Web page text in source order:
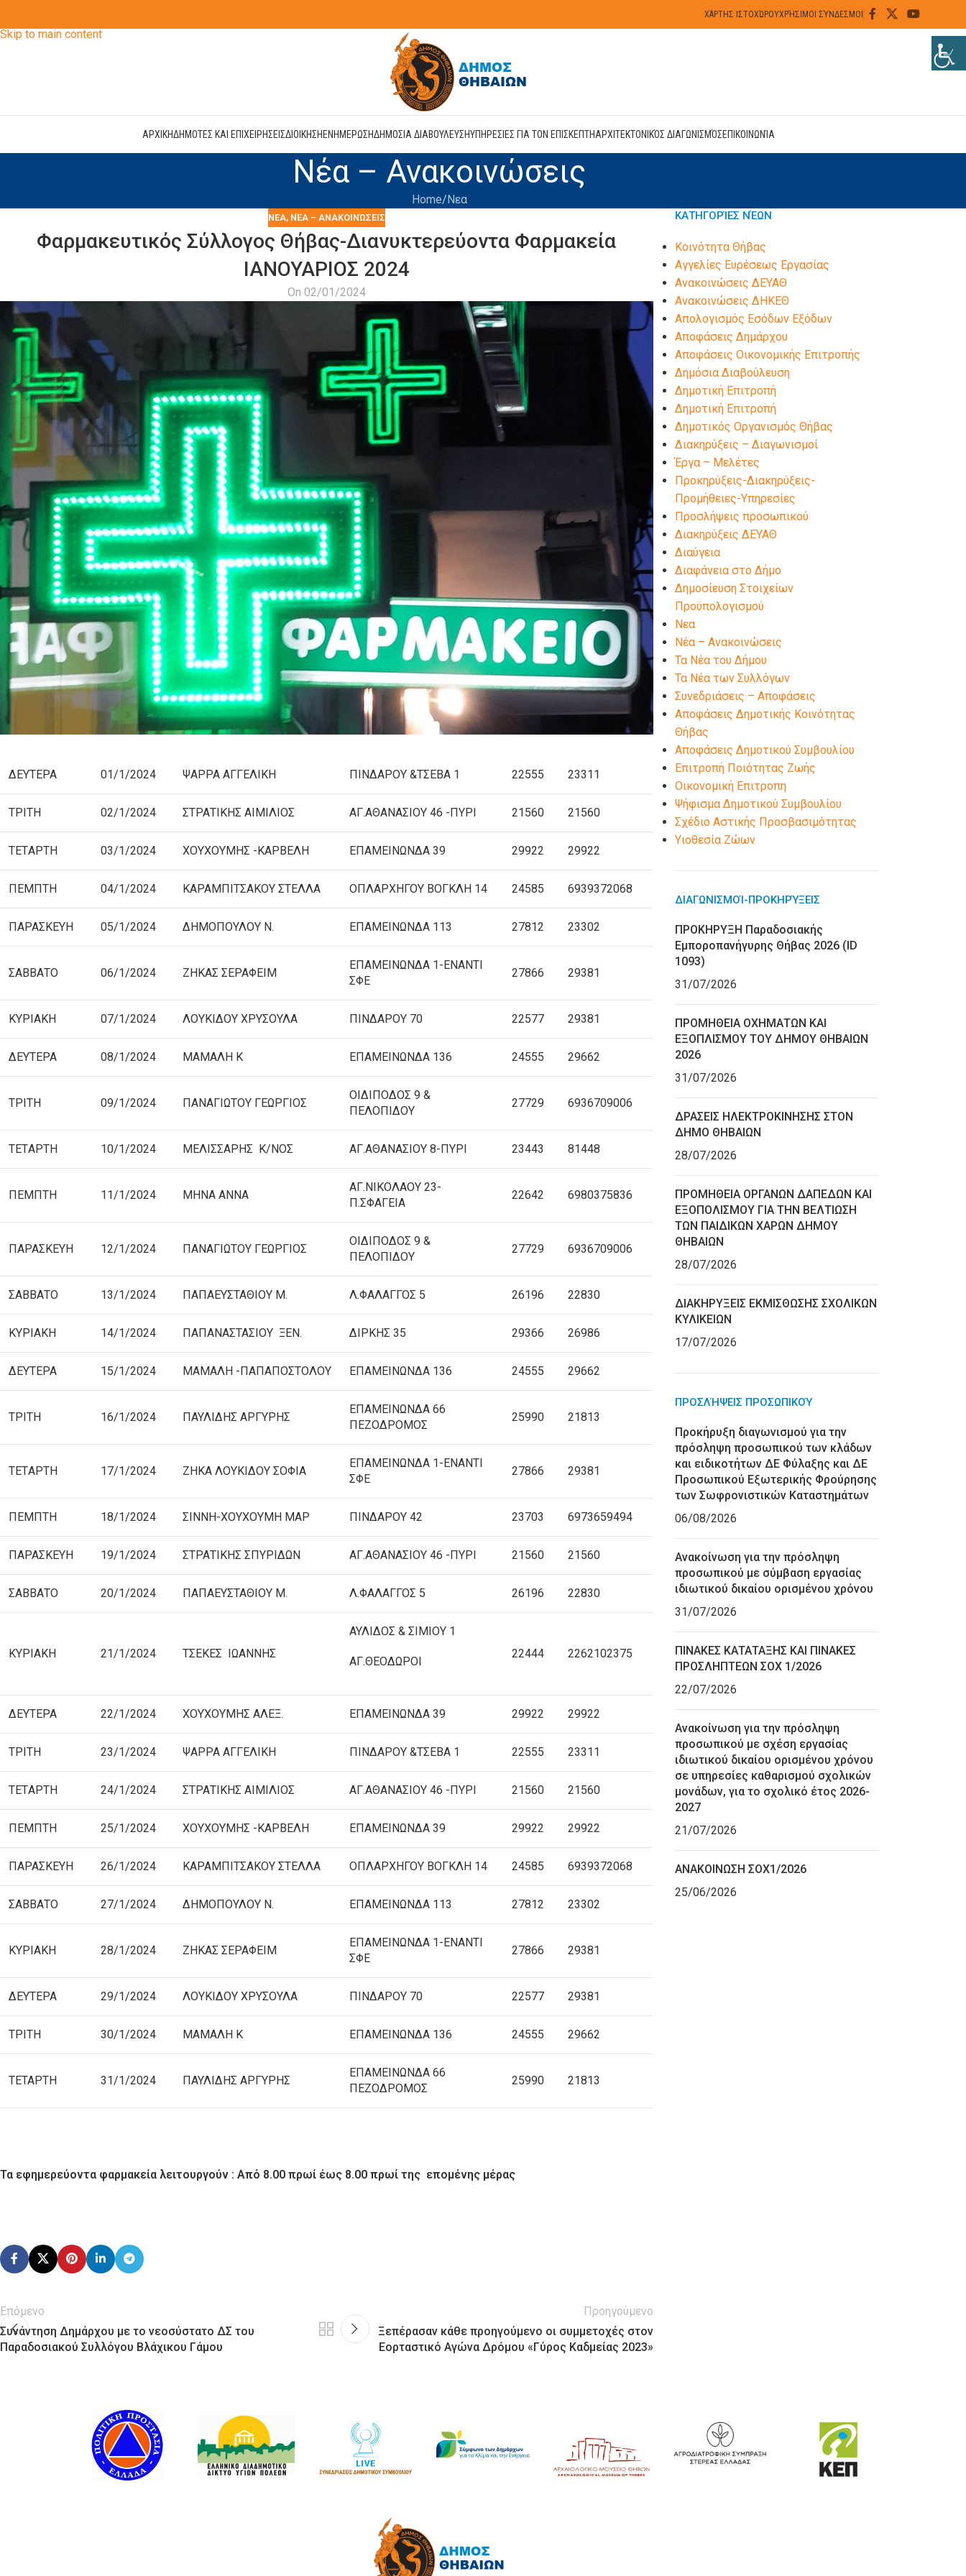
Skip to main content
ΧΆΡΤΗΣ ΙΣΤΟΧΏΡΟΥΧΡΉΣΙΜΟΙ ΣΎΝΔΕΣΜΟΙ
ΑΡΧΙΚΗΔΗΜΟΤΕΣ ΚΑΙ ΕΠΙΧΕΙΡΗΣΕΙΣΔΙΟΙΚΗΣΗΕΝΗΜΕΡΩΣΗΔΗΜΟΣΙΑ ΔΙΑΒΟΥΛΕΥΣΗΥΠΗΡΕΣΙΕΣ ΓΙΑ ΤΟΝ ΕΠΙΣΚΕΠΤΗΑΡΧΙΤΕΚΤΟΝΙΚΌΣ ΔΙΑΓΩΝΙΣΜΌΣΕΠΙΚΟΙΝΩΝΊΑ
Νέα – Ανακοινώσεις
Home Νεα
ΝΕΑ, ΝΈΑ – ΑΝΑΚΟΙΝΏΣΕΙΣ
Φαρμακευτικός Σύλλογος Θήβας-Διανυκτερεύοντα Φαρμακεία
ΙΑΝΟΥΑΡΙΟΣ 2024
On 02/01/2024
ΔΕΥΤΕΡΑ 01/1/2024 ΨΑΡΡΑ ΑΓΓΕΛΙΚΗ ΠΙΝΔΑΡΟΥ &ΤΣΕΒΑ 1 22555 23311
ΤΡΙΤΗ 02/1/2024 ΣΤΡΑΤΙΚΗΣ ΑΙΜΙΛΙΟΣ ΑΓ.ΑΘΑΝΑΣΙΟΥ 46 -ΠΥΡΙ 21560 21560
TETΑΡΤΗ 03/1/2024 ΧΟΥΧΟΥΜΗΣ -ΚΑΡΒΕΛΗ ΕΠΑΜΕΙΝΩΝΔΑ 39 29922 29922
ΠΕΜΠΤΗ 04/1/2024 ΚΑΡΑΜΠΙΤΣΑΚΟΥ ΣΤΕΛΛΑ OΠΛΑΡΧΗΓΟΥ ΒΟΓΚΛΗ 14 24585 6939372068
ΠΑΡΑΣΚΕΥΗ 05/1/2024 ΔΗΜΟΠΟΥΛΟΥ Ν. ΕΠΑΜΕΙΝΩΝΔΑ 113 27812 23302
ΣΑΒΒΑΤΟ 06/1/2024 ΖΗΚΑΣ ΣΕΡΑΦΕΙΜ
ΕΠΑΜΕΙΝΩΝΔΑ 1-ΕΝΑΝΤΙ
ΣΦΕ
27866 29381
ΚΥΡΙΑΚΗ 07/1/2024 ΛΟΥΚΙΔΟΥ ΧΡΥΣΟΥΛΑ ΠΙΝΔΑΡΟΥ 70 22577 29381
ΔΕΥΤΕΡΑ 08/1/2024 ΜΑΜΑΛΗ Κ ΕΠΑΜΕΙΝΩΝΔΑ 136 24555 29662
ΤΡΙΤΗ 09/1/2024 ΠΑΝΑΓΙΩΤΟΥ ΓΕΩΡΓΙΟΣ
ΟΙΔΙΠΟΔΟΣ 9 &
ΠΕΛΟΠΙΔΟΥ
27729 6936709006
TETΑΡΤΗ 10/1/2024 ΜΕΛΙΣΣΑΡΗΣ Κ/ΝΟΣ ΑΓ.ΑΘΑΝΑΣΙΟΥ 8-ΠΥΡΙ 23443 81448
ΠΕΜΠΤΗ 11/1/2024 ΜΗΝΑ ΑΝΝΑ
AΓ.ΝΙΚΟΛΑΟΥ 23-
Π.ΣΦΑΓΕΙΑ
22642 6980375836
ΠΑΡΑΣΚΕΥΗ 12/1/2024 ΠΑΝΑΓΙΩΤΟΥ ΓΕΩΡΓΙΟΣ
ΟΙΔΙΠΟΔΟΣ 9 &
ΠΕΛΟΠΙΔΟΥ
27729 6936709006
ΣΑΒΒΑΤΟ 13/1/2024 ΠΑΠΑΕΥΣΤΑΘΙΟΥ Μ. Λ.ΦΑΛΑΓΓΟΣ 5 26196 22830
ΚΥΡΙΑΚΗ 14/1/2024 ΠΑΠΑΝΑΣΤΑΣΙΟΥ ΞΕΝ. ΔΙΡΚΗΣ 35 29366 26986
ΔΕΥΤΕΡΑ 15/1/2024 ΜΑΜΑΛΗ -ΠΑΠΑΠΟΣΤΟΛΟΥ ΕΠΑΜΕΙΝΩΝΔΑ 136 24555 29662
ΤΡΙΤΗ 16/1/2024 ΠΑΥΛΙΔΗΣ ΑΡΓΥΡΗΣ
ΕΠΑΜΕΙΝΩΝΔΑ 66
ΠΕΖΟΔΡOMΟΣ
25990 21813
TETΑΡΤΗ 17/1/2024 ΖΗΚΑ ΛΟΥΚΙΔΟΥ ΣΟΦΙΑ
ΕΠΑΜΕΙΝΩΝΔΑ 1-ΕΝΑΝΤΙ
ΣΦΕ
27866 29381
ΠΕΜΠΤΗ 18/1/2024 ΣΙΝΝΗ-ΧΟΥΧΟΥΜΗ ΜΑΡ ΠΙΝΔΑΡΟΥ 42 23703 6973659494
ΠΑΡΑΣΚΕΥΗ 19/1/2024 ΣΤΡΑΤΙΚΗΣ ΣΠΥΡΙΔΩΝ ΑΓ.ΑΘΑΝΑΣΙΟΥ 46 -ΠΥΡΙ 21560 21560
ΣΑΒΒΑΤΟ 20/1/2024 ΠΑΠΑΕΥΣΤΑΘΙΟΥ Μ. Λ.ΦΑΛΑΓΓΟΣ 5 26196 22830
ΚΥΡΙΑΚΗ 21/1/2024 TΣΕΚΕΣ ΙΩΑΝΝΗΣ
ΑΥΛΙΔΟΣ & ΣΙΜΙΟΥ 1
ΑΓ.ΘΕΟΔΩΡΟΙ
22444 2262102375
ΔΕΥΤΕΡΑ 22/1/2024 ΧΟΥΧΟΥΜΗΣ ΑΛΕΞ. ΕΠΑΜΕΙΝΩΝΔΑ 39 29922 29922
ΤΡΙΤΗ 23/1/2024 ΨΑΡΡΑ ΑΓΓΕΛΙΚΗ ΠΙΝΔΑΡΟΥ &ΤΣΕΒΑ 1 22555 23311
TETΑΡΤΗ 24/1/2024 ΣΤΡΑΤΙΚΗΣ ΑΙΜΙΛΙΟΣ ΑΓ.ΑΘΑΝΑΣΙΟΥ 46 -ΠΥΡΙ 21560 21560
ΠΕΜΠΤΗ 25/1/2024 ΧΟΥΧΟΥΜΗΣ -ΚΑΡΒΕΛΗ ΕΠΑΜΕΙΝΩΝΔΑ 39 29922 29922
ΠΑΡΑΣΚΕΥΗ 26/1/2024 ΚΑΡΑΜΠΙΤΣΑΚΟΥ ΣΤΕΛΛΑ OΠΛΑΡΧΗΓΟΥ ΒΟΓΚΛΗ 14 24585 6939372068
ΣΑΒΒΑΤΟ 27/1/2024 ΔΗΜΟΠΟΥΛΟΥ Ν. ΕΠΑΜΕΙΝΩΝΔΑ 113 27812 23302
ΚΥΡΙΑΚΗ 28/1/2024 ΖΗΚΑΣ ΣΕΡΑΦΕΙΜ
ΕΠΑΜΕΙΝΩΝΔΑ 1-ΕΝΑΝΤΙ
ΣΦΕ
27866 29381
ΔΕΥΤΕΡΑ 29/1/2024 ΛΟΥΚΙΔΟΥ ΧΡΥΣΟΥΛΑ ΠΙΝΔΑΡΟΥ 70 22577 29381
ΤΡΙΤΗ 30/1/2024 ΜΑΜΑΛΗ Κ ΕΠΑΜΕΙΝΩΝΔΑ 136 24555 29662
ΤΕΤΑΡΤΗ 31/1/2024 ΠΑΥΛΙΔΗΣ ΑΡΓΥΡΗΣ
ΕΠΑΜΕΙΝΩΝΔΑ 66
ΠΕΖΟΔΡOMΟΣ
25990 21813
Τα εφημερεύοντα φαρμακεία λειτουργούν : Από 8.00 πρωί έως 8.00 πρωί της επομένης μέρας
Επόμενο
Συνάντηση Δημάρχου με το νεοσύστατο ΔΣ του
Παραδοσιακού Συλλόγου Βλάχικου Γάμου
Προηγούμενο
Ξεπέρασαν κάθε προηγούμενο οι συμμετοχές στον
Εορταστικό Αγώνα Δρόμου «Γύρος Καδμείας 2023»
ΚΑΤΗΓΟΡΊΕΣ ΝΈΩΝ
Kοινότητα Θήβας
Αγγελίες Ευρέσεως Εργασίας
Ανακοινώσεις ΔΕΥΑΘ
Ανακοινώσεις ΔΗΚΕΘ
Απολογισμός Εσόδων Εξόδων
Αποφάσεις Δημάρχου
Αποφάσεις Οικονομικής Επιτροπής
Δημόσια Διαβούλευση
Δημοτική Επιτροπή
Δημοτική Επιτροπή
Δημοτικός Οργανισμός Θήβας
Διακηρύξεις – Διαγωνισμοί
Έργα – Μελέτες
Προκηρύξεις-Διακηρύξεις-
Προμήθειες-Υπηρεσίες
Προσλήψεις προσωπικού
Διακηρύξεις ΔΕΥΑΘ
Διαύγεια
Διαφάνεια στο Δήμο
Δημοσίευση Στοιχείων
Προϋπολογισμού
Νεα
Νέα – Ανακοινώσεις
Τα Νέα του Δήμου
Τα Νέα των Συλλόγων
Συνεδριάσεις – Αποφάσεις
Αποφάσεις Δημοτικής Κοινότητας
Θήβας
Αποφάσεις Δημοτικού Συμβουλίου
Επιτροπή Ποιότητας Ζωής
Οικονομική Επιτροπη
Ψήφισμα Δημοτικού Συμβουλίου
Σχέδιο Αστικής Προσβασιμότητας
Υιοθεσία Ζώων
ΔΙΑΓΩΝΙΣΜΟΊ-ΠΡΟΚΗΡΎΞΕΙΣ
ΠΡΟΚΗΡΥΞΗ Παραδοσιακής
Εμποροπανήγυρης Θήβας 2026 (ID
1093)
31/07/2026
ΠΡΟΜΗΘΕΙΑ ΟΧΗΜΑΤΩΝ ΚΑΙ
ΕΞΟΠΛΙΣΜΟΥ ΤΟΥ ΔΗΜΟΥ ΘΗΒΑΙΩΝ
2026
31/07/2026
ΔΡΑΣΕΙΣ ΗΛΕΚΤΡΟΚΙΝΗΣΗΣ ΣΤΟΝ
ΔΗΜΟ ΘΗΒΑΙΩΝ
28/07/2026
ΠΡΟΜΗΘΕΙΑ ΟΡΓΑΝΩΝ ΔΑΠΕΔΩΝ ΚΑΙ
ΕΞΟΠΟΛΙΣΜΟΥ ΓΙΑ ΤΗΝ ΒΕΛΤΙΩΣΗ
ΤΩΝ ΠΑΙΔΙΚΩΝ ΧΑΡΩΝ ΔΗΜΟΥ
ΘΗΒΑΙΩΝ
28/07/2026
ΔΙΑΚΗΡΥΞΕΙΣ ΕΚΜΙΣΘΩΣΗΣ ΣΧΟΛΙΚΩΝ
ΚΥΛΙΚΕΙΩΝ
17/07/2026
ΠΡΟΣΛΉΨΕΙΣ ΠΡΟΣΩΠΙΚΟΎ
Προκήρυξη διαγωνισμού για την
πρόσληψη προσωπικού των κλάδων
και ειδικοτήτων ΔΕ Φύλαξης και ΔΕ
Προσωπικού Εξωτερικής Φρούρησης
των Σωφρονιστικών Καταστημάτων
06/08/2026
Ανακοίνωση για την πρόσληψη
προσωπικού με σύμβαση εργασίας
ιδιωτικού δικαίου ορισμένου χρόνου
31/07/2026
ΠΙΝΑΚΕΣ ΚΑΤΑΤΑΞΗΣ ΚΑΙ ΠΙΝΑΚΕΣ
ΠΡΟΣΛΗΠΤΕΩΝ ΣΟΧ 1/2026
22/07/2026
Ανακοίνωση για την πρόσληψη
προσωπικού με σχέση εργασίας
ιδιωτικού δικαίου ορισμένου χρόνου
σε υπηρεσίες καθαρισμού σχολικών
μονάδων, για το σχολικό έτος 2026-
2027
21/07/2026
ΑΝΑΚΟΙΝΩΣΗ ΣΟΧ1/2026
25/06/2026